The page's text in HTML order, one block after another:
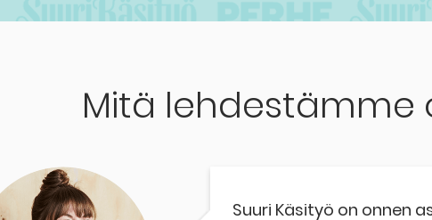
Mitä lehdestämme
Suuri Käsityö on onnen